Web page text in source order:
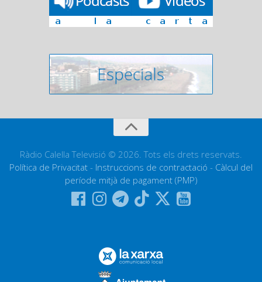
Ràdio Calella Televisió © 2026. Tots els drets reservats.
Política de Privacitat - Instruccions de contractació - Càlcul del
període mitjà de pagament (PMP)